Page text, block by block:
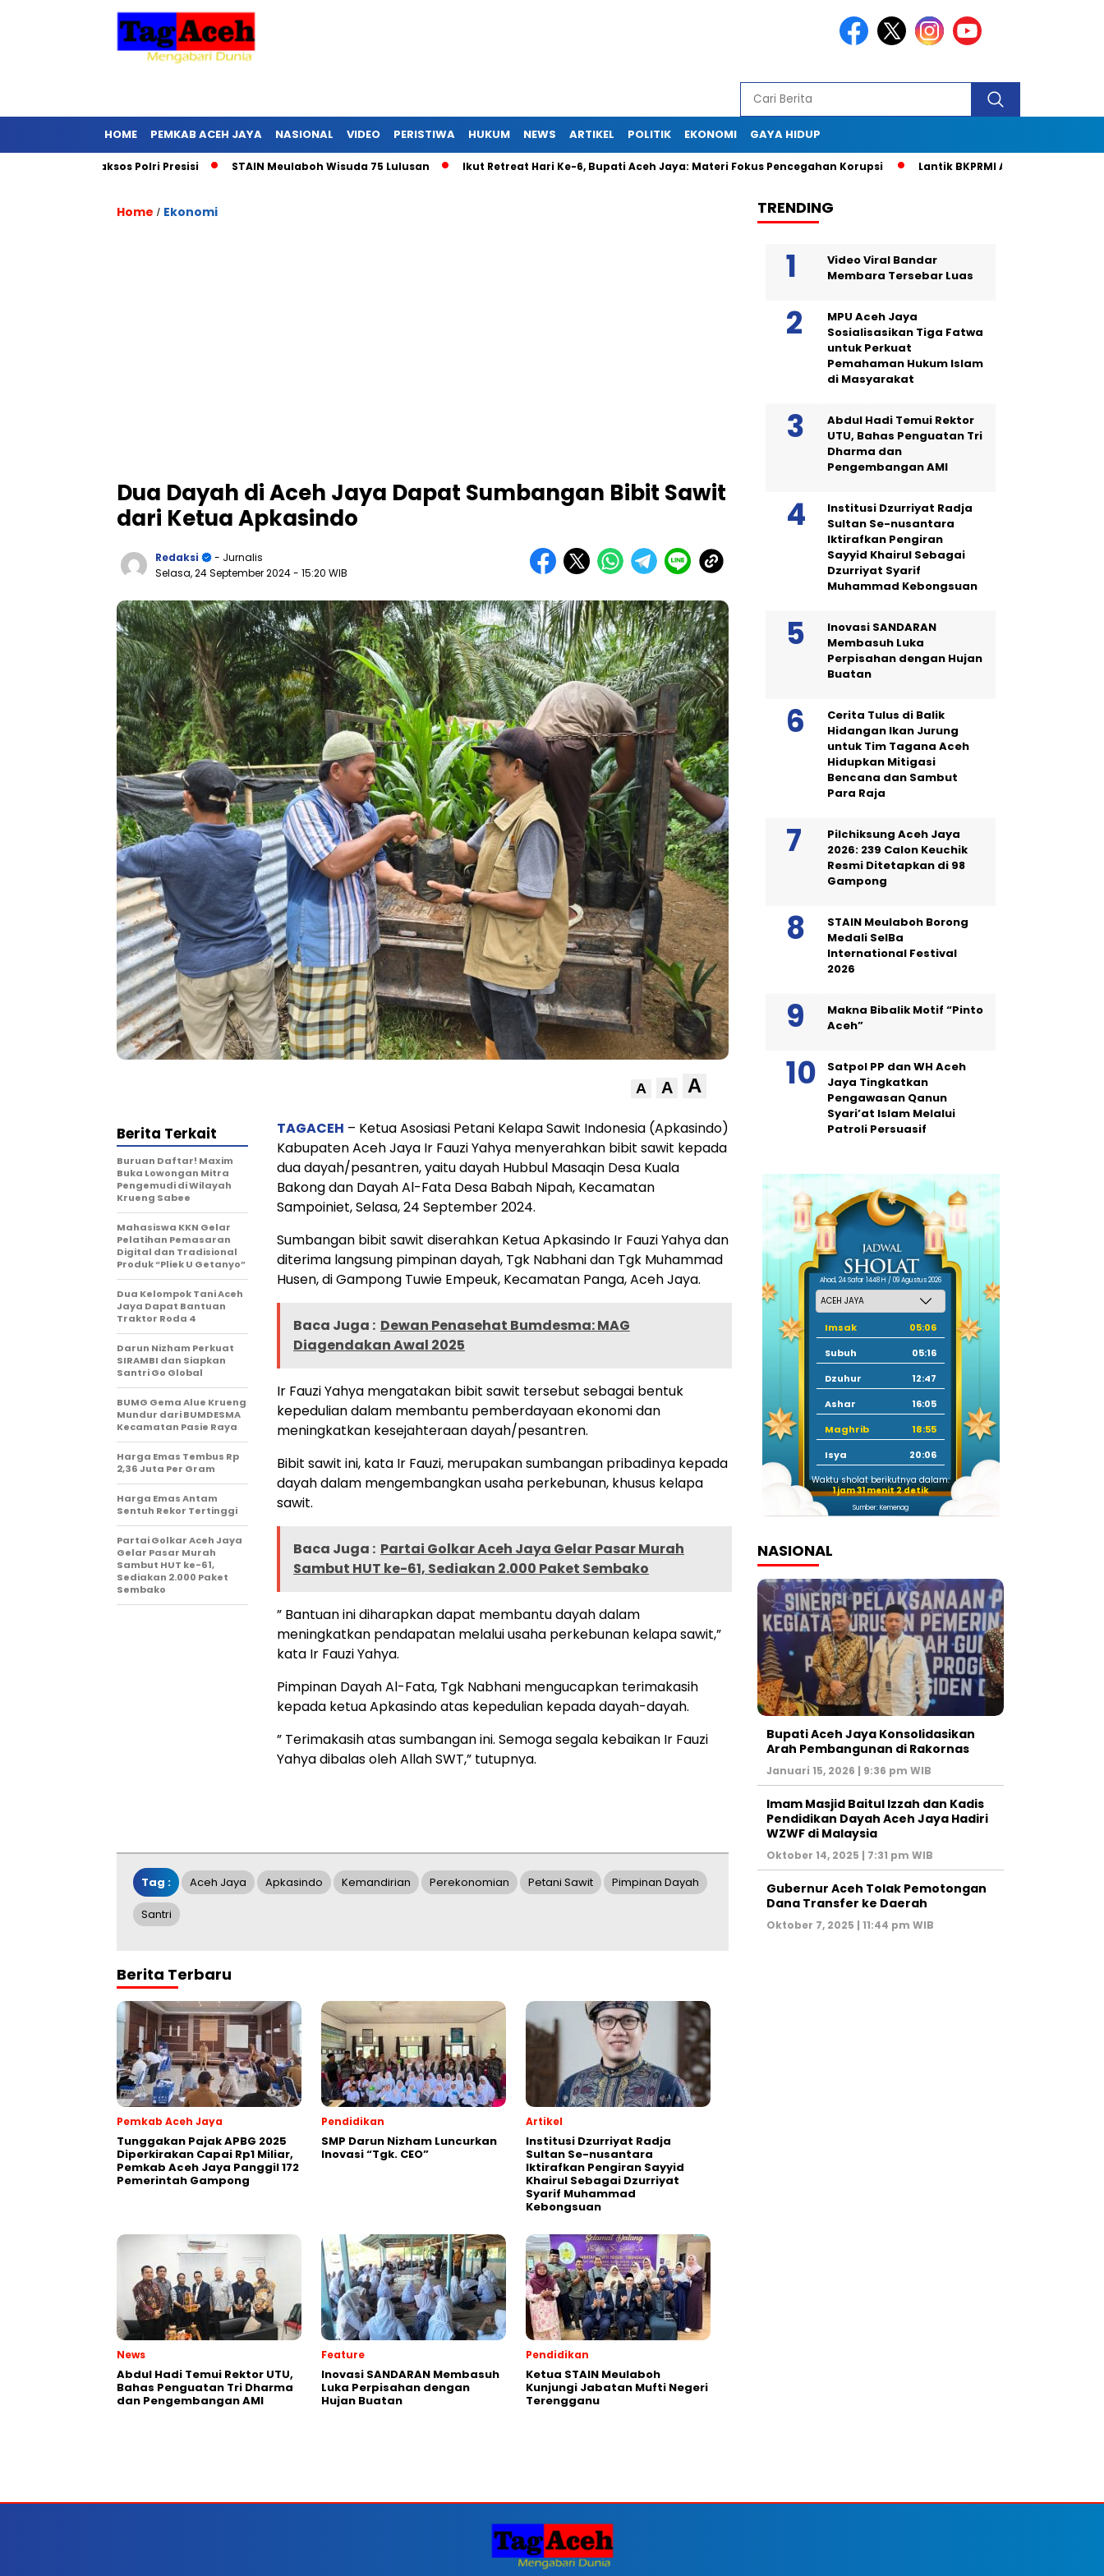
HOME PEMKAB ACEH JAYA NASIONAL VIDEO PERISTIWA HUKUM NEWS ARTIKEL POLITIK EKONOMI GAYA HIDUP
Baksos Polri Presisi STAIN Meulaboh Wisuda 75 Lulusan Ikut Retreat Hari Ke-6, Bupati Aceh Jaya: Materi Fokus Pencegahan Korupsi Lantik BKPRMI Aceh Jaya, Muslem D:
Home / Ekonomi
Dua Dayah di Aceh Jaya Dapat Sumbangan Bibit Sawit
dari Ketua Apkasindo
Redaksi
- Jurnalis
Selasa, 24 September 2024- 15:20 WIB
A A A
TAGACEH – Ketua Asosiasi Petani Kelapa Sawit Indonesia (Apkasindo)
Kabupaten Aceh Jaya Ir Fauzi Yahya menyerahkan bibit sawit kepada
dua dayah/pesantren, yaitu dayah Hubbul Masaqin Desa Kuala
Bakong dan Dayah Al-Fata Desa Babah Nipah, Kecamatan
Sampoiniet, Selasa, 24 September 2024.
Sumbangan bibit sawit diserahkan Ketua Apkasindo Ir Fauzi Yahya dan
diterima langsung pimpinan dayah, Tgk Nabhani dan Tgk Muhammad
Husen, di Gampong Tuwie Empeuk, Kecamatan Panga, Aceh Jaya.
Baca Juga : Dewan Penasehat Bumdesma: MAG
Diagendakan Awal 2025
Ir Fauzi Yahya mengatakan bibit sawit tersebut sebagai bentuk
kepedulian dalam membantu pemberdayaan ekonomi dan
meningkatkan kesejahteraan dayah/pesantren.
Bibit sawit ini, kata Ir Fauzi, merupakan sumbangan pribadinya kepada
dayah dalam mengembangkan usaha perkebunan, khusus kelapa
sawit.
Baca Juga : Partai Golkar Aceh Jaya Gelar Pasar Murah
Sambut HUT ke-61, Sediakan 2.000 Paket Sembako
” Bantuan ini diharapkan dapat membantu dayah dalam
meningkatkan pendapatan melalui usaha perkebunan kelapa sawit,”
kata Ir Fauzi Yahya.
Pimpinan Dayah Al-Fata, Tgk Nabhani mengucapkan terimakasih
kepada ketua Apkasindo atas kepedulian kepada dayah-dayah.
” Terimakasih atas sumbangan ini. Semoga segala kebaikan Ir Fauzi
Yahya dibalas oleh Allah SWT,” tutupnya.
Berita Terkait
Buruan Daftar! Maxim
Buka Lowongan Mitra
Pengemudi di Wilayah
Krueng Sabee
Mahasiswa KKN Gelar
Pelatihan Pemasaran
Digital dan Tradisional
Produk “Pliek U Getanyo”
Dua Kelompok Tani Aceh
Jaya Dapat Bantuan
Traktor Roda 4
Darun Nizham Perkuat
SIRAMBI dan Siapkan
Santri Go Global
BUMG Gema Alue Krueng
Mundur dari BUMDESMA
Kecamatan Pasie Raya
Harga Emas Tembus Rp
2,36 Juta Per Gram
Harga Emas Antam
Sentuh Rekor Tertinggi
Partai Golkar Aceh Jaya
Gelar Pasar Murah
Sambut HUT ke-61,
Sediakan 2.000 Paket
Sembako
Tag : Aceh Jaya Apkasindo Kemandirian Perekonomian Petani Sawit Pimpinan Dayah
Santri
Berita Terbaru
Pemkab Aceh Jaya
Tunggakan Pajak APBG 2025
Diperkirakan Capai Rp1 Miliar,
Pemkab Aceh Jaya Panggil 172
Pemerintah Gampong
Pendidikan
SMP Darun Nizham Luncurkan
Inovasi “Tgk. CEO”
Artikel
Institusi Dzurriyat Radja
Sultan Se-nusantara
Iktirafkan Pengiran Sayyid
Khairul Sebagai Dzurriyat
Syarif Muhammad
Kebongsuan
News
Abdul Hadi Temui Rektor UTU,
Bahas Penguatan Tri Dharma
dan Pengembangan AMI
Feature
Inovasi SANDARAN Membasuh
Luka Perpisahan dengan
Hujan Buatan
Pendidikan
Ketua STAIN Meulaboh
Kunjungi Jabatan Mufti Negeri
Terengganu
TRENDING
Video Viral Bandar
Membara Tersebar Luas
MPU Aceh Jaya
Sosialisasikan Tiga Fatwa
untuk Perkuat
Pemahaman Hukum Islam
di Masyarakat
Abdul Hadi Temui Rektor
UTU, Bahas Penguatan Tri
Dharma dan
Pengembangan AMI
Institusi Dzurriyat Radja
Sultan Se-nusantara
Iktirafkan Pengiran
Sayyid Khairul Sebagai
Dzurriyat Syarif
Muhammad Kebongsuan
Inovasi SANDARAN
Membasuh Luka
Perpisahan dengan Hujan
Buatan
Cerita Tulus di Balik
Hidangan Ikan Jurung
untuk Tim Tagana Aceh
Hidupkan Mitigasi
Bencana dan Sambut
Para Raja
Pilchiksung Aceh Jaya
2026: 239 Calon Keuchik
Resmi Ditetapkan di 98
Gampong
STAIN Meulaboh Borong
Medali SeIBa
International Festival
2026
Makna Bibalik Motif “Pinto
Aceh”
Satpol PP dan WH Aceh
Jaya Tingkatkan
Pengawasan Qanun
Syari’at Islam Melalui
Patroli Persuasif
Ahad, 24 Safar 1448 H / 09 Agustus 2026
Imsak
05:06
Subuh
05:16
Dzuhur
12:47
Ashar
16:05
Maghrib
18:55
Isya
20:06
Waktu sholat berikutnya dalam:
1 jam 31 menit 1 detik
Sumber: Kemenag
NASIONAL
Bupati Aceh Jaya Konsolidasikan
Arah Pembangunan di Rakornas
Januari 15, 2026 | 9:36 pm WIB
Imam Masjid Baitul Izzah dan Kadis
Pendidikan Dayah Aceh Jaya Hadiri
WZWF di Malaysia
Oktober 14, 2025 | 7:31 pm WIB
Gubernur Aceh Tolak Pemotongan
Dana Transfer ke Daerah
Oktober 7, 2025 | 11:44 pm WIB